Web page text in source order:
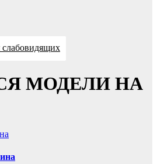
слабовидящих
МОДЕЛИ НА